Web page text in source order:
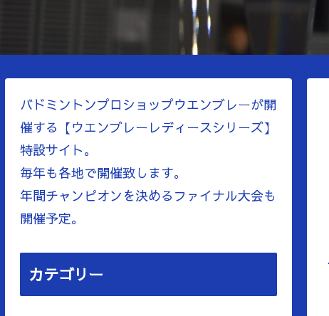
バドミントンプロショップウエンブレーが開
催する【ウエンブレーレディースシリーズ】
特設サイト。
毎年も各地で開催致します。
年間チャンピオンを決めるファイナル大会も
開催予定。
カテゴリー